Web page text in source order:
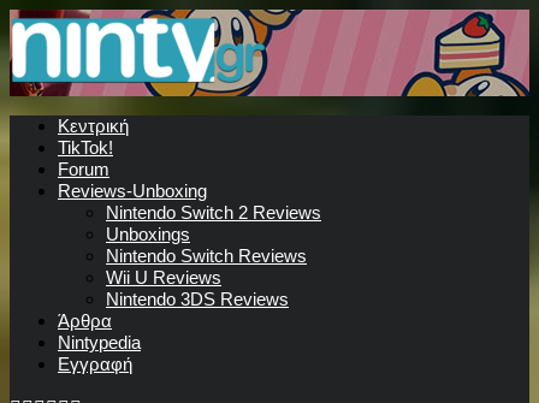
Κεντρική
TikTok!
Forum
Reviews-Unboxing
Nintendo Switch 2 Reviews
Unboxings
Nintendo Switch Reviews
Wii U Reviews
Nintendo 3DS Reviews
Άρθρα
Nintypedia
Εγγραφή